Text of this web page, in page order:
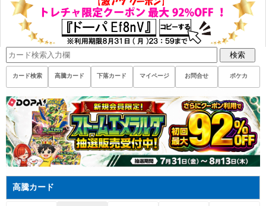
検索
カード検索 高騰カード 下落カード マイページ お問合せ ポケカ
高騰カード